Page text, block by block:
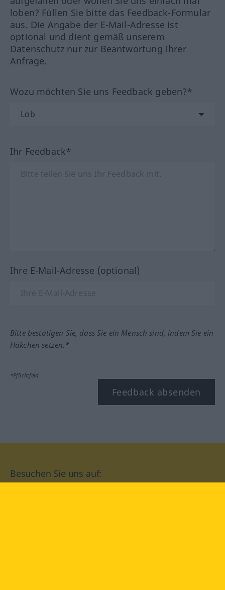
loben? Füllen Sie bitte das Feedback-Formular
aus. Die Angabe der E-Mail-Adresse ist
optional und dient gemäß unserem
Datenschutz nur zur Beantwortung Ihrer
Anfrage.
Wozu möchten Sie uns Feedback geben?*
Ihr Feedback*
Ihre E-Mail-Adresse (optional)
Bitte bestätigen Sie, dass Sie ein Mensch sind, indem Sie ein
Häkchen setzen.*
*Pflichtfeld
Feedback absenden
Besuchen Sie uns auf: